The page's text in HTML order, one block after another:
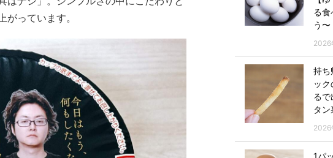
っています。
る食
う〜
2026
持ち
ッ
るで
タ
2026
1パ